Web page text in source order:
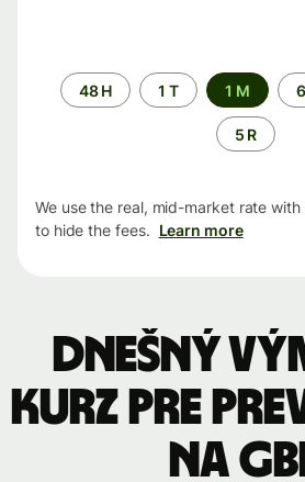
Time
period
48 H 1 T 1 M
5 R
We use the real, mid-market rate
to hide the fees. Learn more
Dnešný
kurz pre
na